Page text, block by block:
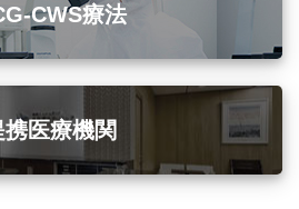
CWS療法
携医療機関